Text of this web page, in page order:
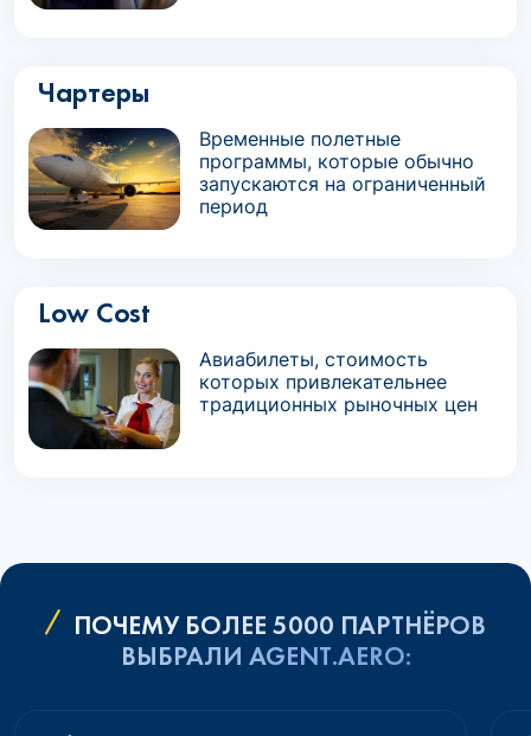
Чартеры
Временные полетные
программы, которые обычно
запускаются на ограниченный
период
Low Cost
Авиабилеты, стоимость
которых привлекательнее
традиционных рыночных цен
ПОЧЕМУ БОЛЕЕ 5000 ПАРТНЁРОВ
ВЫБРАЛИ AGENT.AERO: